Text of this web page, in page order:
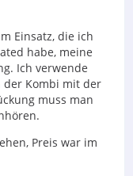
Einsatz, die ich
habe, meine
Ich verwende
der Kombi mit der
muss man
Preis war im